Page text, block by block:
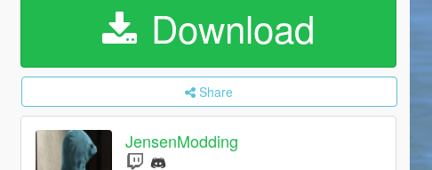
Download
Share
JensenModding